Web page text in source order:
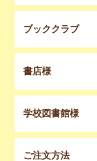
ブッククラブ
書店様
学校図書館様
ご注文方法